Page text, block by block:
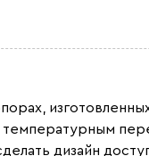
температурным
дизайн